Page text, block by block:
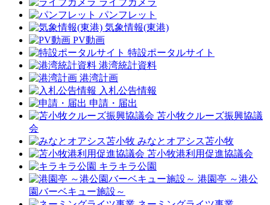
ライブカメラ
パンフレット
気象情報(東港)
PV動画
特設ポータルサイト
港湾統計資料
港湾計画
入札公告情報
申請・届出
苫小牧クルーズ振興協議
会
みなとオアシス苫小牧
苫小牧港利用促進協議会
キラキラ公園
港園亭 ～港公
園バーベキュー施設～